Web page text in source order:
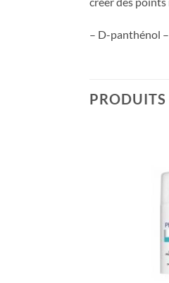
– D-panthénol